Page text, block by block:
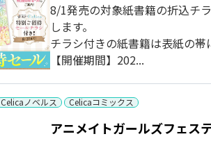
8/1発売の対象紙書籍の折込チ
します。
チラシ付きの紙書籍は表紙の
【開催期間】202...
Celicaノベルス Celicaコミックス
アニメイトガールズフェス